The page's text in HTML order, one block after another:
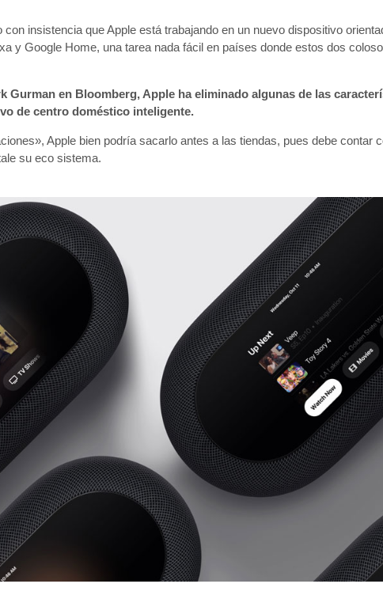
insistencia que Apple está trabajando en un nuevo dispositivo
y Google Home, una tarea nada fácil en países donde estos dos
Gurman en Bloomberg, Apple ha eliminado algunas de las
de centro doméstico inteligente.
Apple bien podría sacarlo antes a las tiendas, pues debe contar
su eco sistema.